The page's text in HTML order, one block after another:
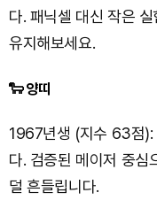
다. 패닉셀 대신 작은
유지해보세요.
🐑 양띠
1967년생 (지수 63점):
다. 검증된 메이저 중심
덜 흔들립니다.